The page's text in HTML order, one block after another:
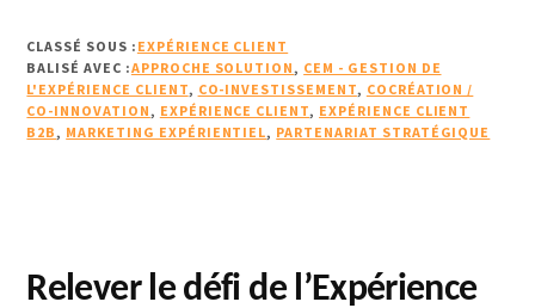
DÉFI
DE
L’EXPÉRIENCE
CLIENT
CLASSÉ SOUS : EXPÉRIENCE CLIENT
BALISÉ AVEC :APPROCHE SOLUTION , CEM - GESTION DE
L'EXPÉRIENCE CLIENT, CO-INVESTISSEMENT, COCRÉATION /
CO-INNOVATION , EXPÉRIENCE CLIENT, EXPÉRIENCE CLIENT
B2B , MARKETING EXPÉRIENTIEL, PARTENARIAT STRATÉGIQUE
Relever le défi de l’Expérience